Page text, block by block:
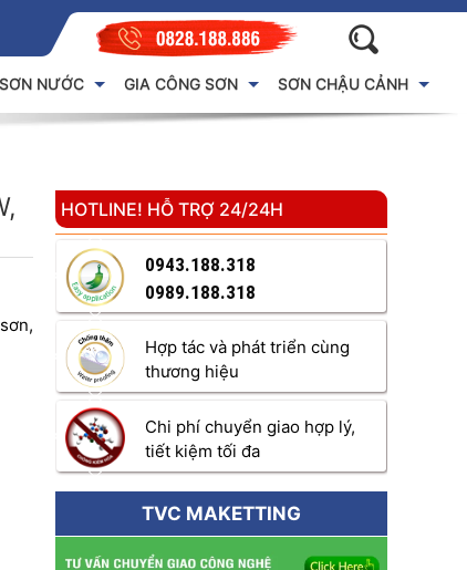
NƯỚC GIA CÔNG SƠN SƠN CHẬU CẢNH
HOTLINE! HỖ TRỢ 24/24H
0943.188.318
0989.188.318
Hợp tác và phát triển cùng
thương hiệu
Chi phí chuyển giao hợp lý,
tiết kiệm tối đa
TVC MAKETTING